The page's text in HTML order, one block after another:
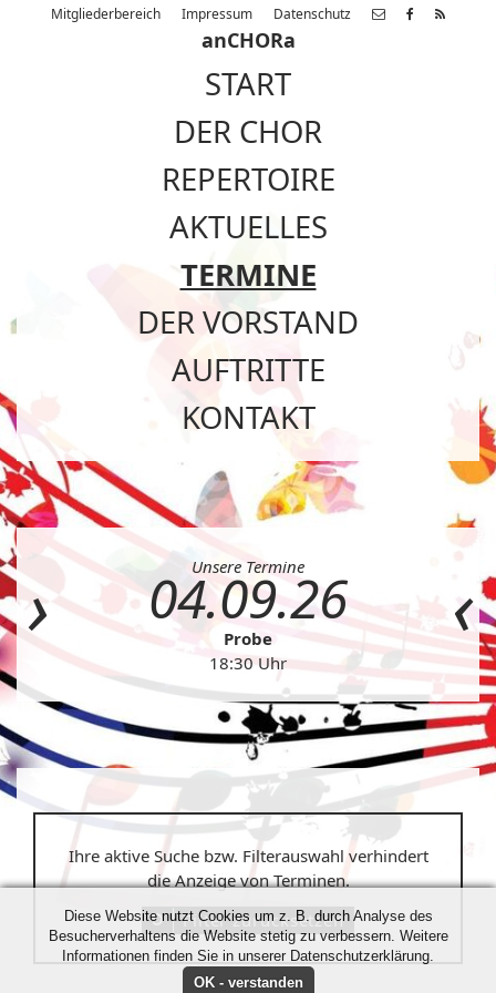
Mitgliederbereich Impressum Datenschutz
anCHORa
START
DER CHOR
REPERTOIRE
AKTUELLES
TERMINE
DER VORSTAND
AUFTRITTE
KONTAKT
Unsere Termine
04.09.26
Probe
18:30 Uhr
Ihre aktive Suche bzw. Filterauswahl verhindert
die Anzeige von Terminen.
Filter zurücksetzen
Diese Website nutzt Cookies um z. B. durch Analyse des
Besucherverhaltens die Website stetig zu verbessern. Weitere
Informationen finden Sie in unserer Datenschutzerklärung.